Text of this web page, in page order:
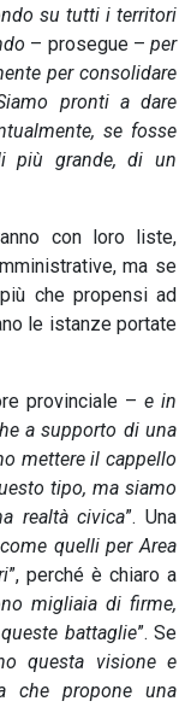
su tutti i territori
– prosegue – per
per consolidare
pronti a dare
se fosse
più grande, di un
con loro liste,
ma se
che propensi ad
le istanze portate
provinciale – e in
a supporto di una
mettere il cappello
tipo, ma siamo
realtà civica”. Una
quelli per Area
”, perché è chiaro a
migliaia di firme,
battaglie”. Se
questa visione e
che propone una